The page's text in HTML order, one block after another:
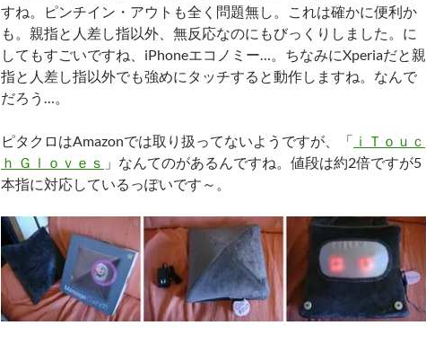
すね。ピンチイン・アウトも全く問題無し。これは確かに便利か
も。親指と人差し指以外、無反応なのにもびっくりしました。に
してもすごいですね、iPhoneエコノミー…。ちなみにXperiaだと親
指と人差し指以外でも強めにタッチすると動作しますね。なんで
だろう…。
ピタクロはAmazonでは取り扱ってないようですが、「 ｉＴｏｕｃ
ｈ Ｇｌｏｖｅｓ 」なんてのがあるんですね。値段は約2倍ですが5
本指に対応しているっぽいです～。